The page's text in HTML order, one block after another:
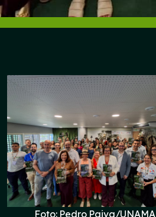
Foto: Pedro Paiva/UNAMA